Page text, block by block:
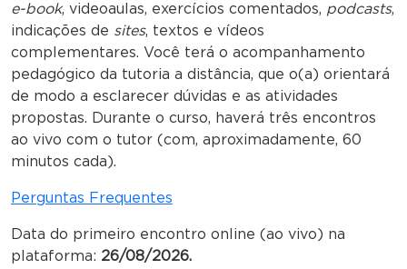
e-book, videoaulas, exercícios comentados, podcasts,
indicações de sites, textos e vídeos
complementares. Você terá o acompanhamento
pedagógico da tutoria a distância, que o(a) orientará
de modo a esclarecer dúvidas e as atividades
propostas. Durante o curso, haverá três encontros
ao vivo com o tutor (com, aproximadamente, 60
minutos cada).
Perguntas Frequentes
Data do primeiro encontro online (ao vivo) na
plataforma: 26/08/2026.